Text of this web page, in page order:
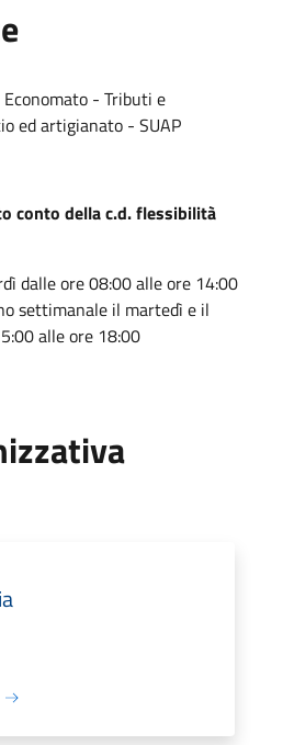
- Tributi e
ed artigianato - SUAP
conto della c.d. flessibilità
dalle ore 08:00 alle ore 14:00
settimanale il martedì e il
alle ore 18:00